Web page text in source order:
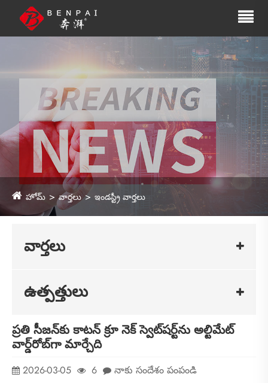
హోమ్ వార్తలు ఇండస్ట్రీ వార్తలు
వార్తలు
ఉత్పత్తులు
ప్రతి సీజన్‌కు కాటన్ క్రూ నెక్ స్వెట్‌షర్ట్‌ను అల్టిమేట్
వార్డ్‌రోబ్‌గా మార్చేది
2026-03-05 6 నాకు సందేశం పంపండి